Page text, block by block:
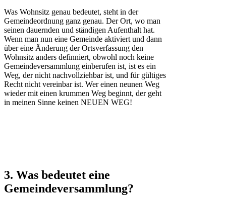
Was Wohnsitz genau bedeutet, steht in der
Gemeindeordnung ganz genau. Der Ort, wo man
seinen dauernden und ständigen Aufenthalt hat.
Wenn man nun eine Gemeinde aktiviert und dann
über eine Änderung der Ortsverfassung den
Wohnsitz anders definniert, obwohl noch keine
Gemeindeversammlung einberufen ist, ist es ein
Weg, der nicht nachvollziehbar ist, und für gültiges
Recht nicht vereinbar ist. Wer einen neunen Weg
wieder mit einen krummen Weg beginnt, der geht
in meinen Sinne keinen NEUEN WEG!
3. Was bedeutet eine
Gemeindeversammlung?